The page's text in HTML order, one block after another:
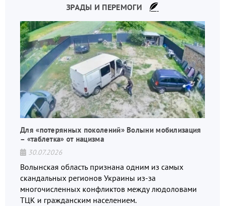
ЗРАДЫ И ПЕРЕМОГИ
Для «потерянных поколений» Волыни мобилизация
– «таблетка» от нацизма
30.07.2026
Волынская область признана одним из самых
скандальных регионов Украины из-за
многочисленных конфликтов между людоловами
ТЦК и гражданским населением.